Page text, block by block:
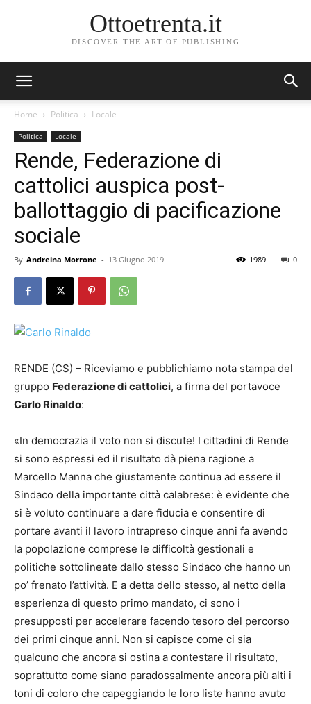
Ottoetrenta.it
DISCOVER THE ART OF PUBLISHING
Home Politica Locale
Politica Locale
Rende, Federazione di
cattolici auspica post-
ballottaggio di pacificazione
sociale
By Andreina Morrone - 13 Giugno 2019 0
1989
RENDE (CS) – Riceviamo e pubblichiamo nota stampa del
gruppo Federazione di cattolici, a firma del portavoce
Carlo Rinaldo:
«In democrazia il voto non si discute! I cittadini di Rende
si sono espressi ed il risultato dà piena ragione a
Marcello Manna che giustamente continua ad essere il
Sindaco della importante città calabrese: è evidente che
si è voluto continuare a dare fiducia e consentire di
portare avanti il lavoro intrapreso cinque anni fa avendo
la popolazione comprese le difficoltà gestionali e
politiche sottolineate dallo stesso Sindaco che hanno un
po’ frenato l’attività. E a detta dello stesso, al netto della
esperienza di questo primo mandato, ci sono i
presupposti per accelerare facendo tesoro del percorso
dei primi cinque anni. Non si capisce come ci sia
qualcuno che ancora si ostina a contestare il risultato,
soprattutto come siano paradossalmente ancora più alti i
toni di coloro che capeggiando le loro liste hanno avuto